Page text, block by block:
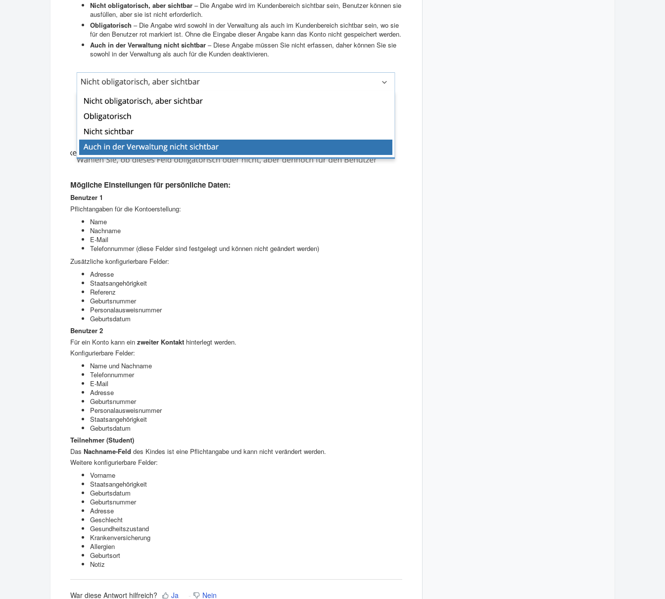
Nicht obligatorisch, aber sichtbar – Die Angabe wird im Kundenbereich sichtbar sein, Benutzer können sie
ausfüllen, aber sie ist nicht erforderlich.
Obligatorisch – Die Angabe wird sowohl in der Verwaltung als auch im Kundenbereich sichtbar sein, wo sie
für den Benutzer rot markiert ist. Ohne die Eingabe dieser Angabe kann das Konto nicht gespeichert werden.
Auch in der Verwaltung nicht sichtbar – Diese Angabe müssen Sie nicht erfassen, daher können Sie sie
sowohl in der Verwaltung als auch für die Kunden deaktivieren.
Mögliche Einstellungen für persönliche Daten:
Benutzer 1
Pflichtangaben für die Kontoerstellung:
Name
Nachname
E-Mail
Telefonnummer (diese Felder sind festgelegt und können nicht geändert werden)
Zusätzliche konfigurierbare Felder:
Adresse
Staatsangehörigkeit
Referenz
Geburtsnummer
Personalausweisnummer
Geburtsdatum
Benutzer 2
Für ein Konto kann ein zweiter Kontakt hinterlegt werden.
Konfigurierbare Felder:
Name und Nachname
Telefonnummer
E-Mail
Adresse
Geburtsnummer
Personalausweisnummer
Staatsangehörigkeit
Geburtsdatum
Teilnehmer (Student)
Das Nachname-Feld des Kindes ist eine Pflichtangabe und kann nicht verändert werden.
Weitere konfigurierbare Felder:
Vorname
Staatsangehörigkeit
Geburtsdatum
Geburtsnummer
Adresse
Geschlecht
Gesundheitszustand
Krankenversicherung
Allergien
Geburtsort
Notiz
War diese Antwort hilfreich? Ja Nein